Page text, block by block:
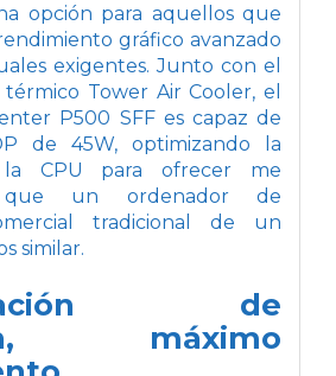
opción para aquellos que
gráfico avanzado
exigentes. Junto con el
Tower Air Cooler, el
P500 SFF es capaz de
de 45W, optimizando la
CPU para ofrecer me
que un ordenador de
tradicional de un
similar.
de
máximo